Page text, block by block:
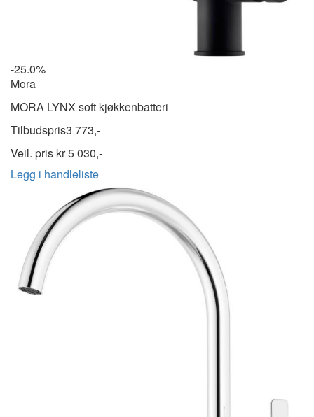
-25.0%
Mora
MORA LYNX soft kjøkkenbatteri
Tilbudspris3 773,-
Veil. pris kr5 030,-
Legg i handleliste